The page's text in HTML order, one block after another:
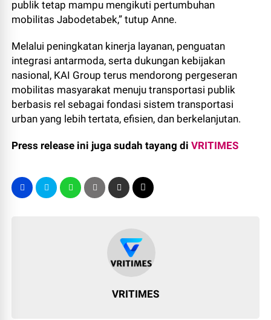
publik tetap mampu mengikuti pertumbuhan
mobilitas Jabodetabek,” tutup Anne.
Melalui peningkatan kinerja layanan, penguatan
integrasi antarmoda, serta dukungan kebijakan
nasional, KAI Group terus mendorong pergeseran
mobilitas masyarakat menuju transportasi publik
berbasis rel sebagai fondasi sistem transportasi
urban yang lebih tertata, efisien, dan berkelanjutan.
Press release ini juga sudah tayang diVRITIMES
VRITIMES